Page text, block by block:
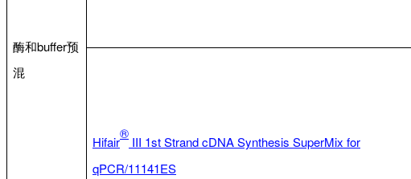
酶和buffer预
混
Hifair
®
III 1st Strand cDNA Synthesis SuperMix for
qPCR/11141ES